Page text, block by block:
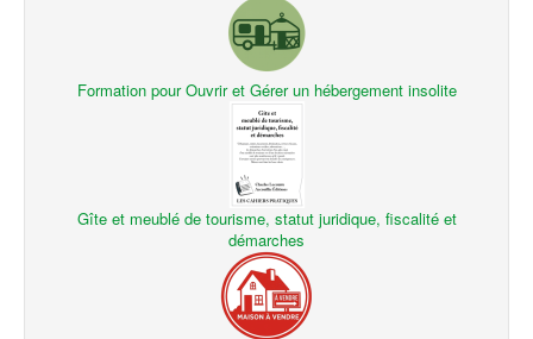
Formation pour Ouvrir et Gérer un hébergement insolite
Gîte et meublé de tourisme, statut juridique, fiscalité et
démarches